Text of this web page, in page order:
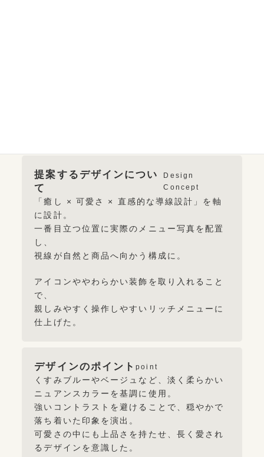
提案するデザインについ
て
Design
Concept
「癒し × 可愛さ × 直感的な導線設計」を軸
に設計。
一番目立つ位置に実際のメニュー写真を配置
し、
視線が自然と商品へ向かう構成に。
アイコンややわらかい装飾を取り入れること
で、
親しみやすく操作しやすいリッチメニューに
仕上げた。
デザインのポイントpoint
くすみブルーやベージュなど、淡く柔らかい
ニュアンスカラーを基調に使用。
強いコントラストを避けることで、穏やかで
落ち着いた印象を演出。
可愛さの中にも上品さを持たせ、長く愛され
るデザインを意識した。